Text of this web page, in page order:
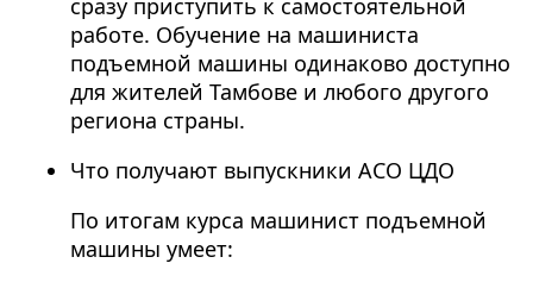
работе. Обучение на машиниста
подъемной машины одинаково доступно
для жителей Тамбове и любого другого
региона страны.
Что получают выпускники АСО ЦДО
По итогам курса машинист подъемной
машины умеет: